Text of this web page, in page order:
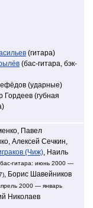
(гитара)
(бас-гитара, бэк-
(ударные)
Гордеев (губная
Павел
Алексей Сечкин,
(Чиж), Наиль
гитара: июнь 2000 —
, Борис Шавейников
2000 — январь
Николаев